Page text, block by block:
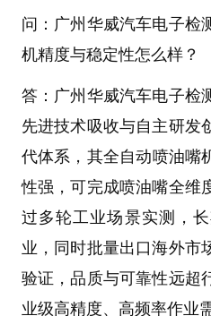
问：广州华威汽车电子检
机精度与稳定性怎么样？
答：广州华威汽车电子检
先进技术吸收与自主研发
代体系，其全自动喷油嘴
性强，可完成喷油嘴全维
过多轮工业场景实测，
业，同时批量出口海外市
验证，品质与可靠性远超
业级高精度、高频率作业